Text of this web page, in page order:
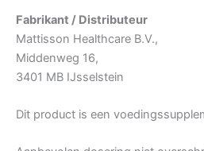
Fabrikant / Distributeur
Mattisson Healthcare B.V.,
Middenweg 16,
3401 MB IJsselstein
Dit product is een